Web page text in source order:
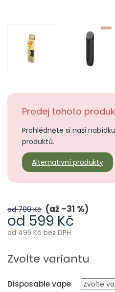
od 799 Kč až –31 %
od 599 Kč
od 495 Kč bez DPH
cena:
Zvolte variantu
Disposable vape
Prodej tohoto
Prohlédněte si naši
produktů.
Alternativní produkty